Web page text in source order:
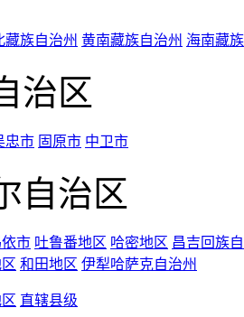
藏族自治州 黄南藏族自治州 海南藏
治区
忠市 固原市 中卫市
自治区
市 吐鲁番地区 哈密地区 昌吉回族
和田地区 伊犁哈萨克自治州
直辖县级